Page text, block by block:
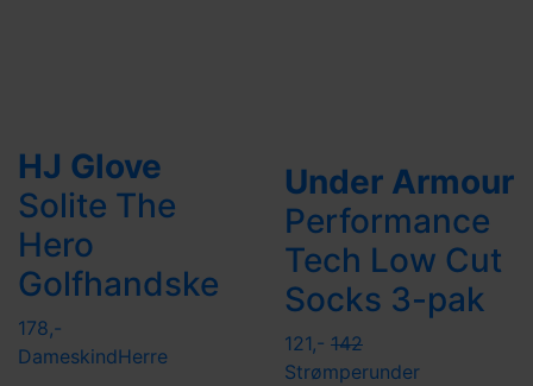
HJ Glove
Solite The
Hero
Golfhandske
178,-
DameskindHerre
Under Armour
Performance
Tech Low Cut
Socks 3-pak
121,- 142
Strømperunder